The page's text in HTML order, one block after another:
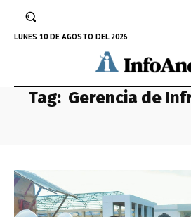
LUNES 10 DE AGOSTO DEL 2026
Tag: Gerencia de